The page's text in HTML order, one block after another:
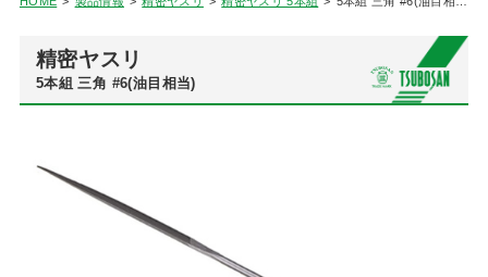
精密ヤスリ
5本組 三角 #6(油目相当)